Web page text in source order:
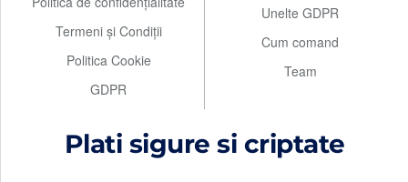
Termeni și Condiții
Politica Cookie
GDPR
Unelte GDPR
Cum comand
Team
Plati sigure si criptate